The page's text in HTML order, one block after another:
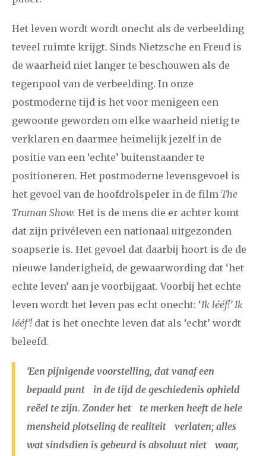
2017
februari april mei juni juli
augustus september oktober november
2016
januari februari maart april mei juni juli
september oktober november
december
2015
januari februari maart april mei juni juli
augustus september oktober november
december
2014 augustus september oktober november
december
2013
januari februari maart april juni
augustus september oktober november
december
januari februari maart april mei juni juli
Het leven wordt wordt onecht als de verbeelding
teveel ruimte krijgt. Sinds Nietzsche en Freud is
de waarheid niet langer te beschouwen als de
tegenpool van de verbeelding. In onze
postmoderne tijd is het voor menigeen een
gewoonte geworden om elke waarheid nietig te
verklaren en daarmee heimelijk jezelf in de
positie van een ‘echte’ buitenstaander te
positioneren. Het postmoderne levensgevoel is
het gevoel van de hoofdrolspeler in de film The
Truman Show. Het is de mens die er achter komt
dat zijn privéleven een nationaal uitgezonden
soapserie is. Het gevoel dat daarbij hoort is de de
nieuwe landerigheid, de gewaarwording dat ‘het
echte leven’ aan je voorbijgaat. Voorbij het echte
leven wordt het leven pas echt onecht: ‘Ik lééf!’ Ik
lééf’!dat is het onechte leven dat als ‘echt’ wordt
beleefd.
‘Een pijnigende voorstelling, dat vanaf een
bepaald punt in de tijd de geschiedenis ophield
reëel te zijn. Zonder het te merken heeft de hele
mensheid plotseling de realiteit verlaten; alles
wat sindsdien is gebeurd is absoluut niet waar,